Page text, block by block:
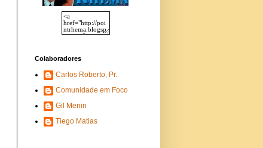
Colaboradores
Carlos Roberto, Pr.
Comunidade em Foco
Gil Menin
Tiego Matias